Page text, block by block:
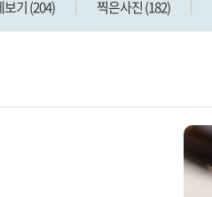
보기(204) 찍은사진(182)